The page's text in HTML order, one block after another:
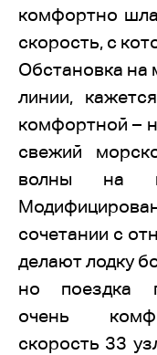
комфортно
скорость, с
Обстановка на
линии,
комфортной –
свежий
волны на
сочетании с
делают лодку
но поездка
очень
скорость 33